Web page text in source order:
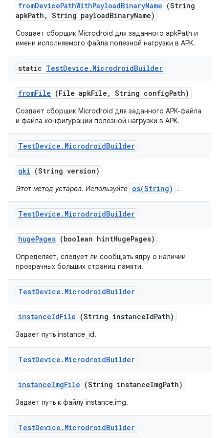
fromDevicePathWithPayloadBinaryName (String
apkPath , String payloadBinaryName)
Создает сборщик Microdroid для заданного apkPath и
имени исполняемого файла полезной нагрузки в APK.
static TestDevice . MicrodroidBuilder
fromFile (File apkFile , String configPath)
Создает сборщик Microdroid для заданного APK-файла
и файла конфигурации полезной нагрузки в APK.
TestDevice . MicrodroidBuilder
gki (String version)
Этот метод устарел. Используйте os(String) .
TestDevice . MicrodroidBuilder
hugePages (boolean hintHugePages)
Определяет, следует ли сообщать ядру о наличии
прозрачных больших страниц памяти.
TestDevice . MicrodroidBuilder
instanceIdFile (String instanceIdPath)
Задает путь instance_id.
TestDevice . MicrodroidBuilder
instanceImgFile (String instanceImgPath)
Задает путь к файлу instance.img.
TestDevice . MicrodroidBuilder